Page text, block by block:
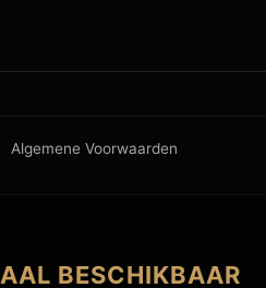
Algemene Voorwaarden
BESCHIKBAAR